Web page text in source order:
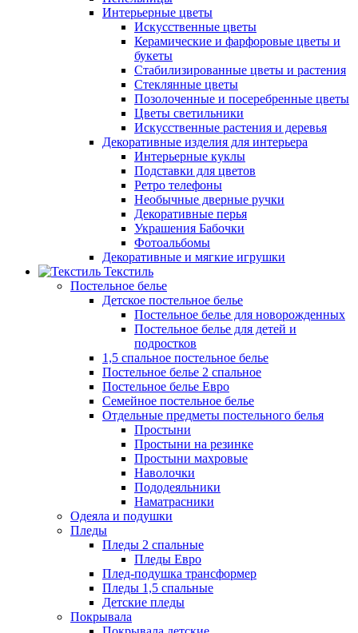
Интерьерные цветы
Искусственные цветы
Керамические и фарфоровые цветы и
букеты
Стабилизированные цветы и растения
Стеклянные цветы
Позолоченные и посеребренные цветы
Цветы светильники
Искусственные растения и деревья
Декоративные изделия для интерьера
Интерьерные куклы
Подставки для цветов
Ретро телефоны
Необычные дверные ручки
Декоративные перья
Украшения Бабочки
Фотоальбомы
Декоративные и мягкие игрушки
Текстиль
Постельное белье
Детское постельное белье
Постельное белье для новорожденных
Постельное белье для детей и
подростков
1,5 спальное постельное белье
Постельное белье 2 спальное
Постельное белье Евро
Семейное постельное белье
Отдельные предметы постельного белья
Простыни
Простыни на резинке
Простыни махровые
Наволочки
Пододеяльники
Наматрасники
Одеяла и подушки
Пледы
Пледы 2 спальные
Пледы Евро
Плед-подушка трансформер
Пледы 1,5 спальные
Детские пледы
Покрывала